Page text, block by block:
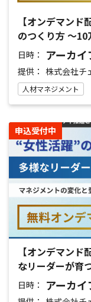
【オンデマン
のつくり方 ～
日時： アーカ
提供： 株式会社チ
人材マネジメント
申込受付中
【オンデマン
なリーダーが育
日時： アーカイ